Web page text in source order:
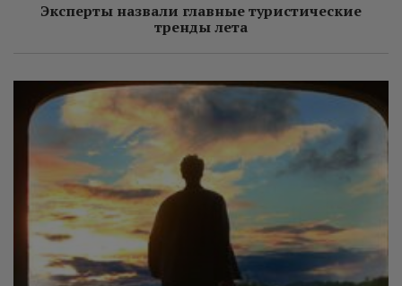
Эксперты назвали главные туристические
тренды лета